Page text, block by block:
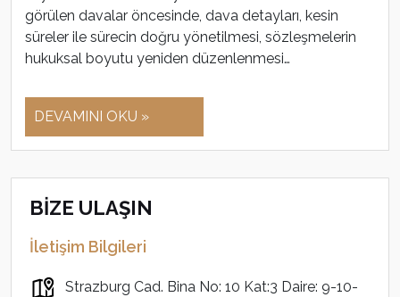
görülen davalar öncesinde, dava detayları, kesin
süreler ile sürecin doğru yönetilmesi, sözleşmelerin
hukuksal boyutu yeniden düzenlenmesi…
DEVAMINI OKU »
BİZE ULAŞIN
İletişim Bilgileri
Strazburg Cad. Bina No: 10 Kat:3 Daire: 9-10-